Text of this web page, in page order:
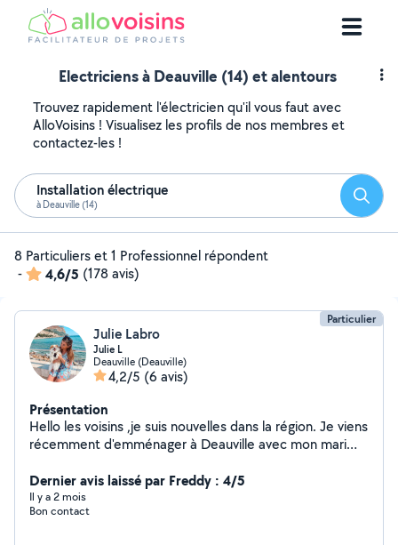
Electriciens à Deauville (14) et alentours
Trouvez rapidement l'électricien qu'il vous faut avec
AlloVoisins ! Visualisez les profils de nos membres et
contactez-les !
Installation électrique
à Deauville (14)
8 Particuliers et 1 Professionnel répondent
-
4,6/5 (178 avis)
Particulier
Julie Labro
Julie L
Deauville (Deauville)
4,2/5 (6 avis)
Présentation
Hello les voisins ,je suis nouvelles dans la région. Je viens
récemment d'emménager à Deauville avec mon mari
principe d'entraide et de partage.
Dernier avis laissé par Freddy : 4/5
Il y a 2 mois
Bon contact